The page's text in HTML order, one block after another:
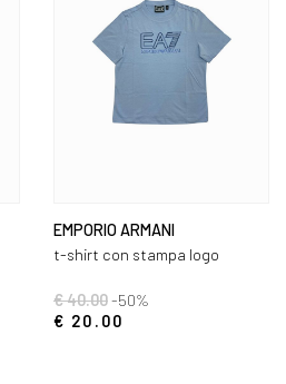
EMPORIO ARMANI
t-shirt con stampa logo
€ 40.00-50%
€ 20.00